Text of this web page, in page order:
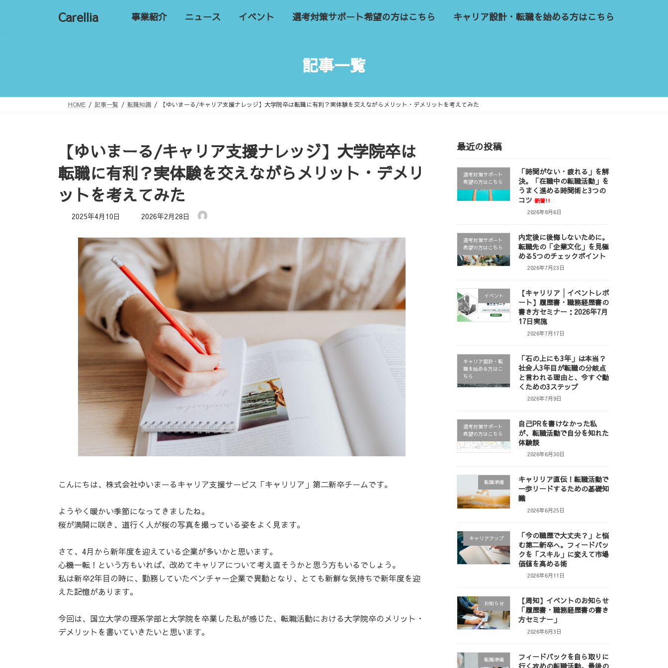
ッ
移
Carellia 事業紹介 ニュース イベント 選考対策サポート希望の方はこちら キャリア設計・転職を始める方はこちら
記事一覧
HOME 記事一覧 転職知識 【ゆいまーる/キャリア支援ナレッジ】大学院卒は転職に有利？実体験を交えながらメリット・デメリットを考えてみた
【ゆいまーる/キャリア支援ナレッジ】大学院卒は
転職に有利？実体験を交えながらメリット・デメリ
ットを考えてみた
2025年4月10日
最
新
日
時
2026年2月28日
こんにちは、株式会社ゆいまーるキャリア支援サービス「キャリリア」第二新卒チームです。
ようやく暖かい季節になってきましたね。
桜が満開に咲き、道行く人が桜の写真を撮っている姿をよく見ます。
さて、4月から新年度を迎えている企業が多いかと思います。
心機一転！という方もいれば、改めてキャリアについて考え直そうかと思う方もいるでしょう。
私は新卒2年目の時に、勤務していたベンチャー企業で異動となり、とても新鮮な気持ちで新年度を迎
えた記憶があります。
今回は、国立大学の理系学部と大学院を卒業した私が感じた、転職活動における大学院卒のメリット・
デメリットを書いていきたいと思います。
最近の投稿
選考対策サポート
希望の方はこちら
「時間がない・疲れる」を解
決。「在職中の転職活動」を
うまく進める時間術と3つの
コツ 新着!!
2026年8月6日
選考対策サポート
希望の方はこちら
内定後に後悔しないために。
転職先の「企業文化」を見極
める5つのチェックポイント
2026年7月23日
イベント
【キャリリア│イベントレポ
ート】履歴書・職務経歴書の
書き方セミナー：2026年7月
17日実施
2026年7月17日
キャリア設計・転
職を始める方はこ
ちら
「石の上にも3年」は本当？
社会人3年目が転職の分岐点
と言われる理由と、今すぐ動
くための3ステップ
2026年7月9日
選考対策サポート
希望の方はこちら
自己PRを書けなかった私
が、転職活動で自分を知れた
体験談
2026年6月30日
転職準備
キャリリア直伝！転職活動で
一歩リードするための基礎知
識
2026年6月25日
キャリアアップ
「今の職歴で大丈夫？」と悩
む第二新卒へ。フィードバッ
クを「スキル」に変えて市場
価値を高める術
2026年6月11日
お知らせ
【周知】イベントのお知らせ
「履歴書・職務経歴書の書き
方セミナー」
2026年6月3日
転職準備
フィードバックを自ら取りに
行く攻めの転職活動。最後の